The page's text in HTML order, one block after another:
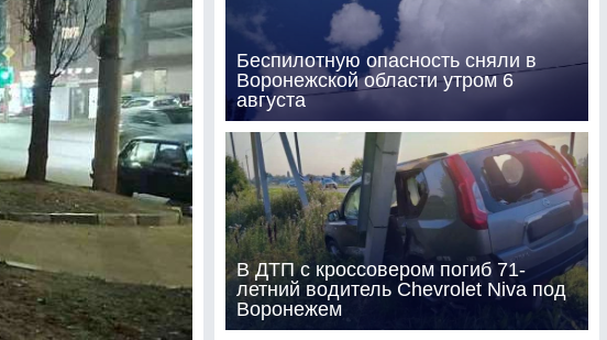
Беспилотную опасность сняли в
Воронежской области утром 6
августа
В ДТП с кроссовером погиб 71-
летний водитель Chevrolet Niva под
Воронежем